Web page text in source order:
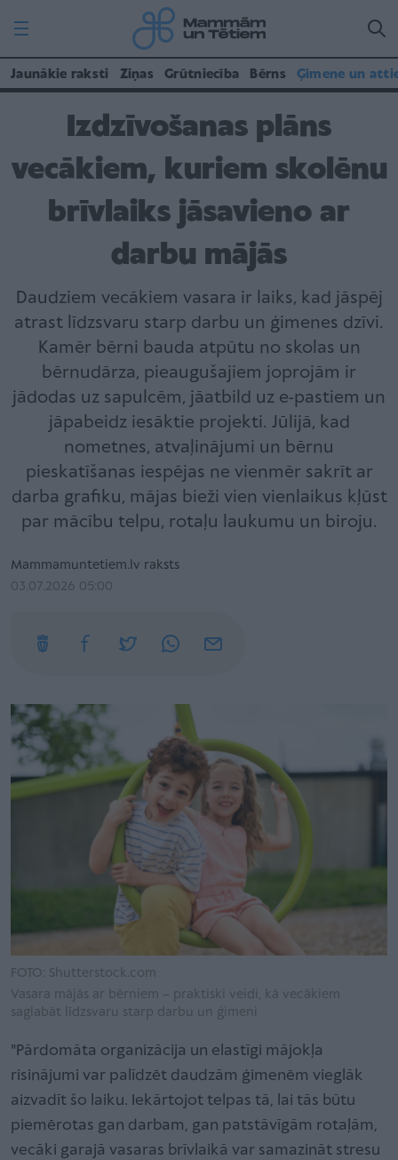
Jaunākie raksti Ziņas Grūtniecība Bērns Ģimene un
Izdzīvošanas plāns
vecākiem, kuriem skolēnu
brīvlaiks jāsavieno ar
darbu mājās
Daudziem vecākiem vasara ir laiks, kad jāspēj
atrast līdzsvaru starp darbu un ģimenes dzīvi.
Kamēr bērni bauda atpūtu no skolas un
bērnudārza, pieaugušajiem joprojām ir
jādodas uz sapulcēm, jāatbild uz e-pastiem un
jāpabeidz iesāktie projekti. Jūlijā, kad
nometnes, atvaļinājumi un bērnu
pieskatīšanas iespējas ne vienmēr sakrīt ar
darba grafiku, mājas bieži vien vienlaikus kļūst
par mācību telpu, rotaļu laukumu un biroju.
Mammamuntetiem.lv raksts
03.07.2026 05:00
FOTO: Shutterstock.com
Vasara mājās ar bērniem – praktiski veidi, kā vecākiem
saglabāt līdzsvaru starp darbu un ģimeni
"Pārdomāta organizācija un elastīgi mājokļa
risinājumi var palīdzēt daudzām ģimenēm vieglāk
aizvadīt šo laiku. Iekārtojot telpas tā, lai tās būtu
piemērotas gan darbam, gan patstāvīgām rotaļām,
vecāki garajā vasaras brīvlaikā var samazināt stresu